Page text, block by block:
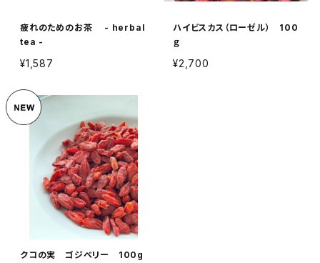
疲れのためのお茶 - herbal
tea -
¥1,587
ハイビスカス（ローゼル） 100
ｇ
¥2,700
クコの実 ゴジベリー 100g